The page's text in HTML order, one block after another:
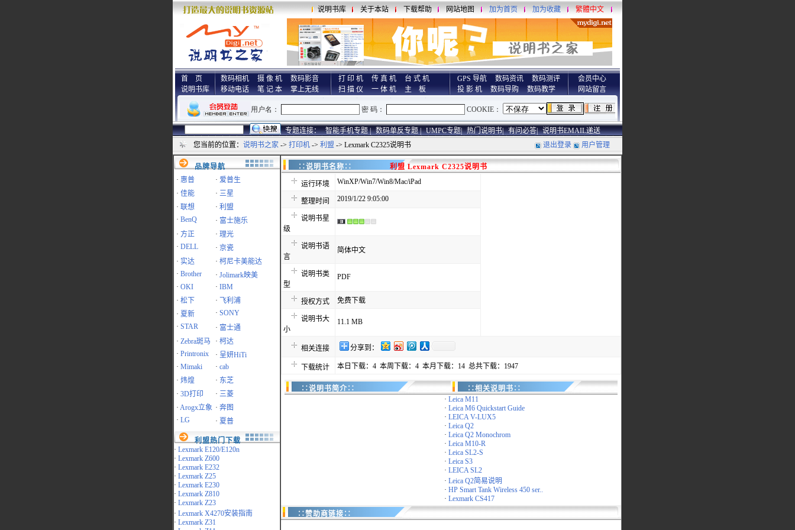
说明书库 关于本站 下载帮助 网站地图 加为首页 加为收藏 繁體中文
首 页
说明书库
数码相机 摄 像 机
数码影音
移动电话
笔 记 本 掌上无线
打 印 机 传 真 机
台 式 机
扫 描 仪
一 体 机 主 板
GPS 导航 数码资讯
数码测评
投 影 机
数码导购 数码教学
会员中心
网站留言
专题连接： 智能手机专题 | 数码单反专题 | UMPC专题| 热门说明书| 有问必答| 说明书EMAIL递送
您当前的位置： 说明书之家 -> 打印机 -> 利盟 -> Lexmark C2325说明书 退出登录 用户管理
品牌导航
· 惠普 · 爱普生
· 佳能 · 三星
· 联想 · 利盟
· BenQ · 富士施乐
· 方正 · 理光
· DELL · 京瓷
· 实达 · 柯尼卡美能达
· Brother · Jolimark映美
· OKI · IBM
· 松下 ·
飞利浦
· 夏新 · SONY
· STAR · 富士通
· Zebra斑马 · 柯达
· Printronix · 呈妍HiTi
· Mimaki · cab
· 炜煌 · 东芝
· 3D打印 · 三菱
· Arogx立象 · 奔图
· LG · 夏普
利盟热门下载
· Lexmark E120/E120n
· Lexmark Z600
· Lexmark E232
· Lexmark Z25
· Lexmark E230
· Lexmark Z810
· Lexmark Z23
· Lexmark X4270安装指南
· Lexmark Z31
∷说明书名称∷ 利盟 Lexmark C2325说明书
运行环境 WinXP/Win7/Win8/Mac/iPad
整理时间 2019/1/22 9:05:00
说明书星
级
说明书语
言
简体中文
说明书类
型
PDF
授权方式 免费下载
说明书大
小
11.1 MB
相关连接 分享到：
下载统计 本日下载：4 本周下载：4 本月下载：14 总共下载：1947
∷说明书简介∷
∷相关说明书∷
· Leica M11
· Leica M6 Quickstart Guide
· LEICA V-LUX5
· Leica Q2
· Leica Q2 Monochrom
· Leica M10-R
· Leica SL2-S
· Leica S3
· LEICA SL2
· Leica Q2简易说明
· HP Smart Tank Wireless 450 ser..
· Lexmark CS417
∷赞助商链接∷